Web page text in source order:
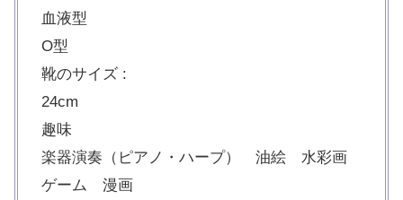
血液型
O型
靴のサイズ :
24cm
趣味
楽器演奏（ピアノ・ハープ） 油絵 水彩画
ゲーム 漫画